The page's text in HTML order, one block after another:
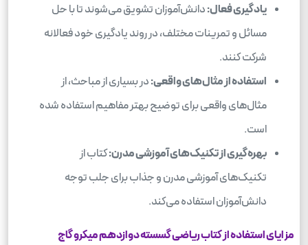
یادگیری فعال:دانش‌آموزان تشویق می‌شوند تا با حل
مسائل و تمرینات مختلف، در روند یادگیری خود فعالانه
شرکت کنند.
استفاده از مثال‌های واقعی:در بسیاری از مباحث، از
مثال‌های واقعی برای توضیح بهتر مفاهیم استفاده شده
است.
بهره‌گیری از تکنیک‌های آموزشی مدرن:کتاب از
تکنیک‌های آموزشی مدرن و جذاب برای جلب توجه
دانش‌آموزان استفاده می‌کند.
مزایای استفاده از کتاب ریاضی گسسته دوازدهم میکرو گاج